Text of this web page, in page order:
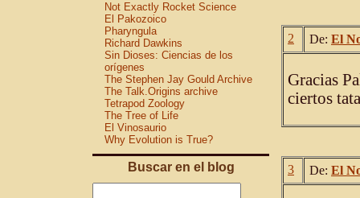
Not Exactly Rocket Science
El Pakozoico
Pharyngula
Richard Dawkins
Sin Dioses: Ciencias de los
orígenes
The Stephen Jay Gould Archive
The Talk.Origins archive
Tetrapod Zoology
The Tree of Life
El Vinosaurio
Why Evolution is True?
Buscar en el blog
2 De: El
Gracias
ciertos
3 De: El